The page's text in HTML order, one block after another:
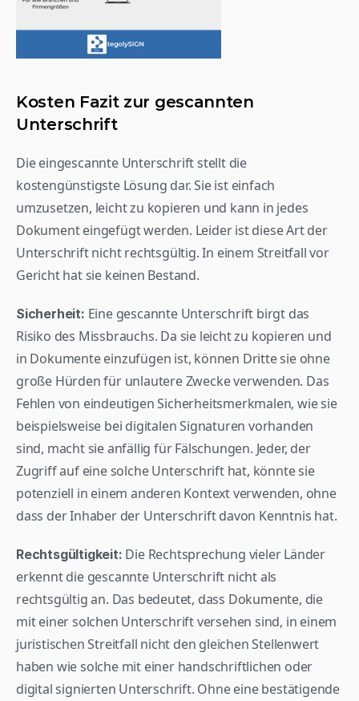
Kosten Fazit zur gescannten
Unterschrift
Die eingescannte Unterschrift stellt die
kostengünstigste Lösung dar. Sie ist einfach
umzusetzen, leicht zu kopieren und kann in jedes
Dokument eingefügt werden. Leider ist diese Art der
Unterschrift nicht rechtsgültig. In einem Streitfall vor
Gericht hat sie keinen Bestand.
Sicherheit: Eine gescannte Unterschrift birgt das
Risiko des Missbrauchs. Da sie leicht zu kopieren und
in Dokumente einzufügen ist, können Dritte sie ohne
große Hürden für unlautere Zwecke verwenden. Das
Fehlen von eindeutigen Sicherheitsmerkmalen, wie sie
beispielsweise bei digitalen Signaturen vorhanden
sind, macht sie anfällig für Fälschungen. Jeder, der
Zugriff auf eine solche Unterschrift hat, könnte sie
potenziell in einem anderen Kontext verwenden, ohne
dass der Inhaber der Unterschrift davon Kenntnis hat.
Rechtsgültigkeit: Die Rechtsprechung vieler Länder
erkennt die gescannte Unterschrift nicht als
rechtsgültig an. Das bedeutet, dass Dokumente, die
mit einer solchen Unterschrift versehen sind, in einem
juristischen Streitfall nicht den gleichen Stellenwert
haben wie solche mit einer handschriftlichen oder
digital signierten Unterschrift. Ohne eine bestätigende